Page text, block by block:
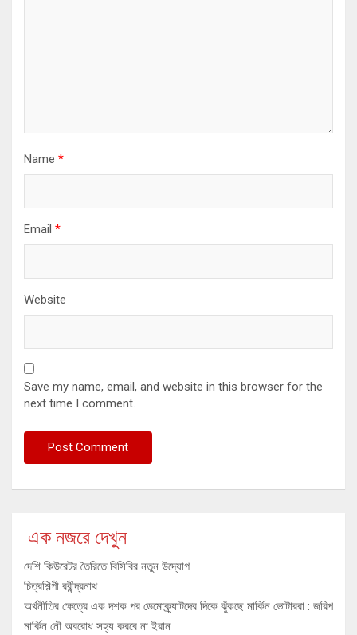
Name *
Email *
Website
Save my name, email, and website in this browser for the
next time I comment.
এক নজরে দেখুন
দেশি কিউরেটর তৈরিতে বিসিবির নতুন উদ্যোগ
চিত্রশিল্পী রবীন্দ্রনাথ
অর্থনীতির ক্ষেত্রে এক দশক পর ডেমোক্র্যাটদের দিকে ঝুঁকছে মার্কিন ভোটাররা : জরিপ
মার্কিন নৌ অবরোধ সহ্য করবে না ইরান